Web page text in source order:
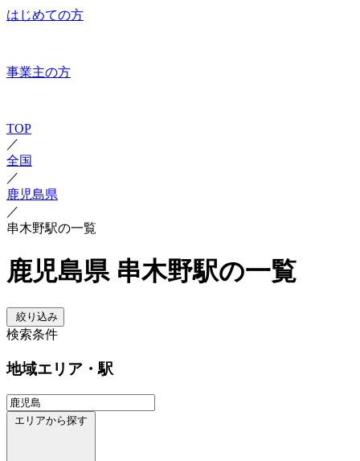
はじめての方
事業主の方
TOP
／
全国
／
鹿児島県
／
串木野駅の一覧
鹿児島県 串木野駅の一覧
絞り込み
検索条件
地域エリア・駅
エリアから探す